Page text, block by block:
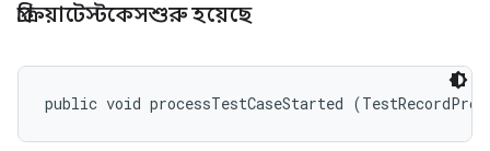
প্রক্রিয়াটেস্টকেসশুরু হয়েছে
public void processTestCaseStarted